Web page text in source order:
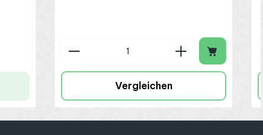
Produkt Anzahl: Gib den
Vergleichen